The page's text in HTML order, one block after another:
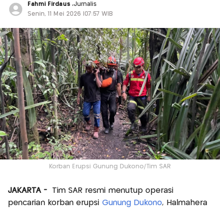
Fahmi Firdaus ,Jurnalis
Senin, 11 Mei 2026 |07:57 WIB
Korban Erupsi Gunung Dukono/Tim SAR
JAKARTA -Tim SAR resmi menutup operasi
pencarian korban erupsi Gunung Dukono, Halmahera